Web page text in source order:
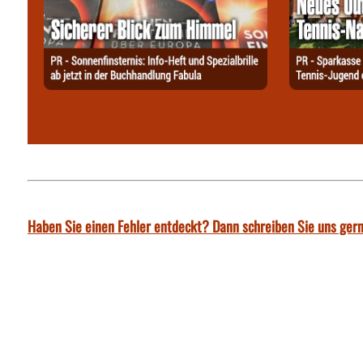
Haben Sie einen Fehler entdeckt? Dann schreiben Sie uns